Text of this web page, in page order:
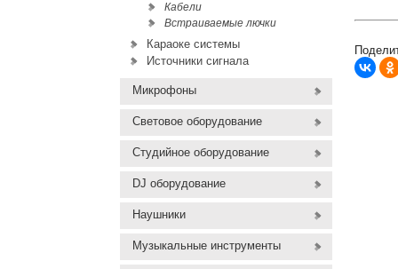
Кабели
Встраиваемые лючки
Караоке системы
Источники сигнала
Микрофоны
Световое оборудование
Студийное оборудование
DJ оборудование
Наушники
Музыкальные инструменты